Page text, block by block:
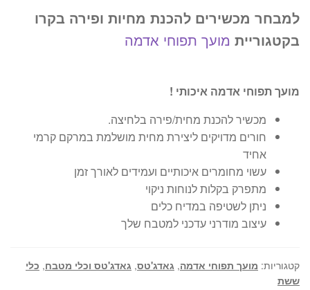
למבחר מכשירים להכנת מחיות ופירה בקרו
בקטגוריית מועך תפוחי אדמה
מועך תפוחי אדמה איכותי !
מכשיר להכנת מחית/פירה בלחיצה.
חורים מדויקים ליצירת מחית מושלמת במרקם קרמי
אחיד
עשוי מחומרים איכותיים ועמידים לאורך זמן
מתפרק בקלות לנוחות ניקוי
ניתן לשטיפה במדיח כלים
עיצוב מודרני עדכני למטבח שלך
קטגוריות: מועך תפוחי אדמה, גאדג'טס, גאדג'טס וכלי מטבח, כלי
ששת